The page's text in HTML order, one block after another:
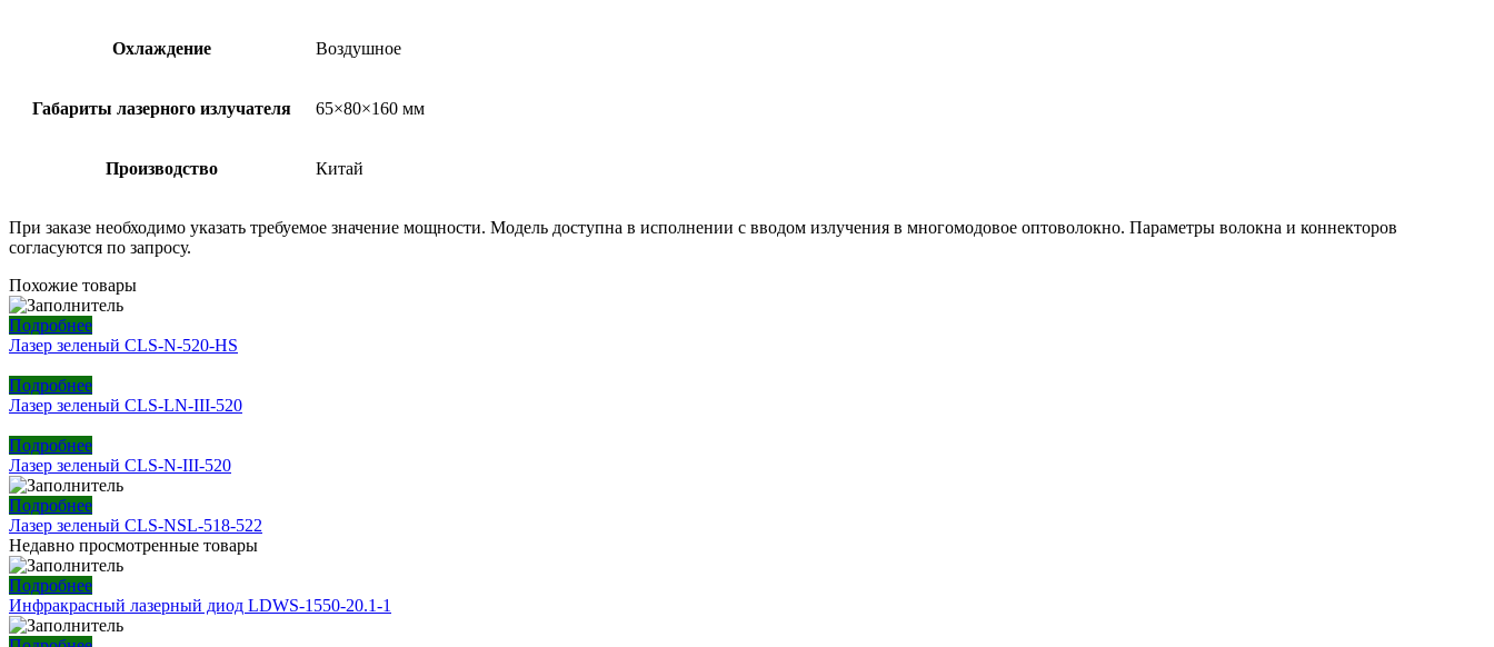
Охлаждение Воздушное
Габариты лазерного излучателя 65×80×160 мм
Производство Китай
При заказе необходимо указать требуемое значение мощности. Модель доступна в исполнении с вводом излучения в многомодовое оптоволокно. Параметры волокна и коннекторов
согласуются по запросу.
Похожие товары
Подробнее
Лазер зеленый CLS-N-520-HS
Подробнее
Лазер зеленый CLS-LN-III-520
Подробнее
Лазер зеленый CLS-N-III-520
Подробнее
Лазер зеленый CLS-NSL-518-522
Недавно просмотренные товары
Подробнее
Инфракрасный лазерный диод LDWS-1550-20.1-1